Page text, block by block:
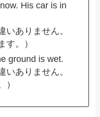
His car is in
いありません。
す。）
ground is wet.
いありません。
）